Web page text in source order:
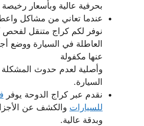
بحرفية عالية وبأسعار رخيصة
عندما تعاني من مشاكل
نوفر لكم كراج متنقل لفحص
العاطلة في السيارة ووضع
عنها مكفولة
وأصلية لعدم حدوث
السيارة.
نقدم عبر كراج الدوحة يوفر
للسيارات والكشف عن
وبدقة عالية.